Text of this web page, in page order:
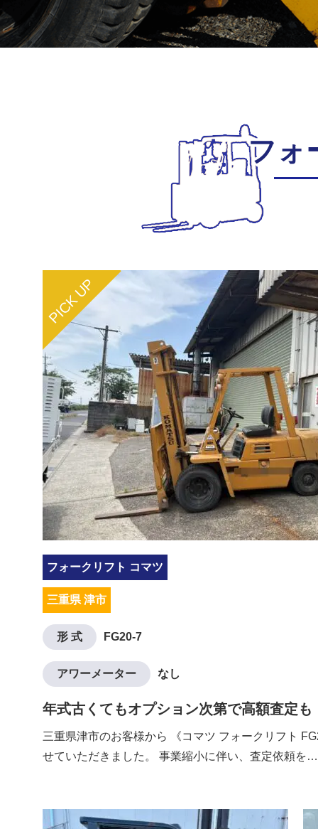
フォ
PICK UP
フォークリフト コマツ
三重県 津市
形 式 FG20-7
アワーメーター なし
年式古くてもオプション次第で高額査定も
三重県津市のお客様から 《コマツ フォークリフト
せていただきました。 事業縮小に伴い、査定依頼を…